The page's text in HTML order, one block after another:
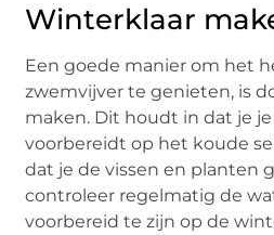
Winterklaar
Een goede manier om het
zwemvijver te genieten, is
maken. Dit houdt in dat je
voorbereidt op het koude
dat je de vissen en planten
controleer regelmatig de
voorbereid te zijn op de